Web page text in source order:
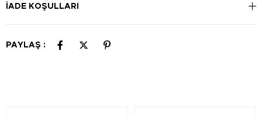
İADE KOŞULLARI
PAYLAŞ :